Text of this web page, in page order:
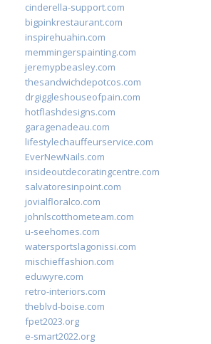
cinderella-support.com
bigpinkrestaurant.com
inspirehuahin.com
memmingerspainting.com
jeremypbeasley.com
thesandwichdepotcos.com
drgiggleshouseofpain.com
hotflashdesigns.com
garagenadeau.com
lifestylechauffeurservice.com
EverNewNails.com
insideoutdecoratingcentre.com
salvatoresinpoint.com
jovialfloralco.com
johnlscotthometeam.com
u-seehomes.com
watersportslagonissi.com
mischieffashion.com
eduwyre.com
retro-interiors.com
theblvd-boise.com
fpet2023.org
e-smart2022.org